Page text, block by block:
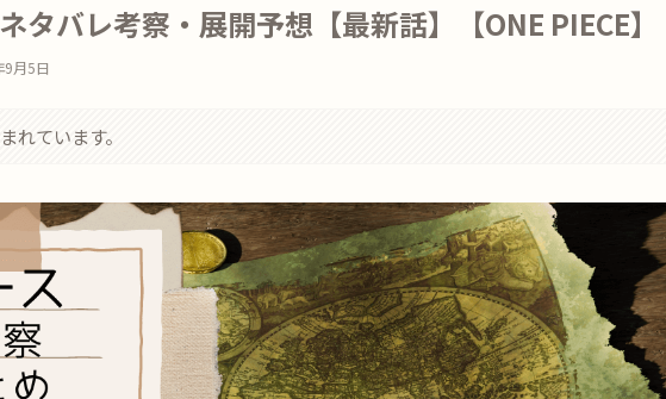
タバレ考察・展開予想【最新話】【ONE PIECE】
月5日
れています。